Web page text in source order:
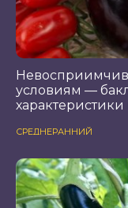
условиям —
СРЕДНЕРАННИЙ